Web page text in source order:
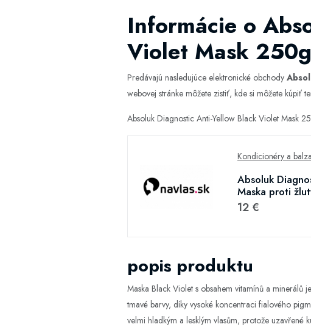
Informácie o
Violet Mask
Predávajú nasledujúce elektronické obchody
webovej stránke môžete zistiť, kde si môžete kúpiť
Absoluk Diagnostic Anti-Yellow Black Violet Mask
Kondicionéry a
Absoluk
Maska proti
12 €
popis produktu
Maska Black Violet s obsahem vitamínů a
tmavé barvy, díky vysoké koncentraci fialového
velmi hladkým a lesklým vlasům, protože